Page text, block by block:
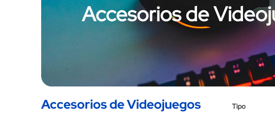
Accesorios de
Accesorios de Videojuegos Tipo